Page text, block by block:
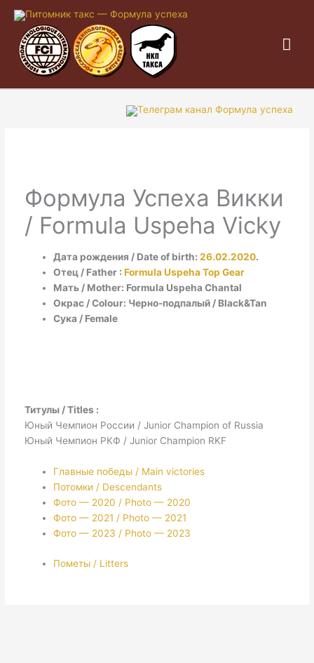
Формула Успеха Викки
/ Formula Uspeha Vicky
Дата рождения / Date of birth: 26.02.2020.
Отец / Father : Formula Uspeha Top Gear
Мать / Mother: Formula Uspeha Chantal
Окрас / Colour: Черно-подпалый / Black&Tan
Сука / Female
Титулы / Titles :
Юный Чемпион России / Junior Champion of Russia
Юный Чемпион РКФ / Junior Champion RKF
Главные победы / Main victories
Потомки / Descendants
Фото — 2020 / Photo — 2020
Фото — 2021 / Photo — 2021
Фото — 2023 / Photo — 2023
Пометы / Litters